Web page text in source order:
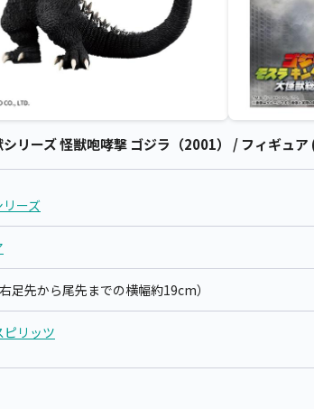
リーズ 怪獣咆哮撃 ゴジラ（2001） / フィギュ
ーズ
足先から尾先までの横幅約19cm）
ピリッツ